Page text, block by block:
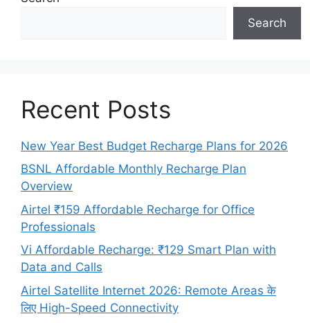
Search
Recent Posts
New Year Best Budget Recharge Plans for 2026
BSNL Affordable Monthly Recharge Plan
Overview
Airtel ₹159 Affordable Recharge for Office
Professionals
Vi Affordable Recharge: ₹129 Smart Plan with
Data and Calls
Airtel Satellite Internet 2026: Remote Areas के
लिए High-Speed Connectivity